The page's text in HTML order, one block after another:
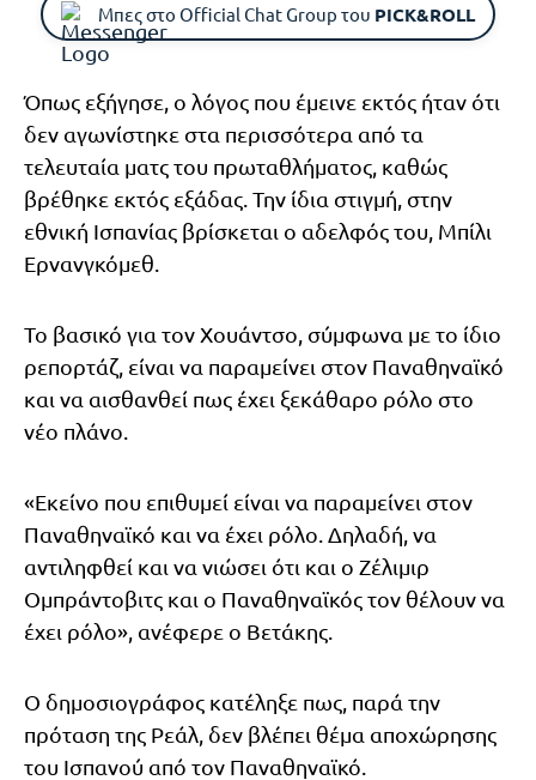
Μπες στο Official Chat Group του PICK&ROLL
Όπως εξήγησε, ο λόγος που έμεινε εκτός ήταν ότι
δεν αγωνίστηκε στα περισσότερα από τα
τελευταία ματς του πρωταθλήματος, καθώς
βρέθηκε εκτός εξάδας. Την ίδια στιγμή, στην
εθνική Ισπανίας βρίσκεται ο αδελφός του, Μπίλι
Ερνανγκόμεθ.
Το βασικό για τον Χουάντσο, σύμφωνα με το ίδιο
ρεπορτάζ, είναι να παραμείνει στον Παναθηναϊκό
και να αισθανθεί πως έχει ξεκάθαρο ρόλο στο
νέο πλάνο.
«Εκείνο που επιθυμεί είναι να παραμείνει στον
Παναθηναϊκό και να έχει ρόλο. Δηλαδή, να
αντιληφθεί και να νιώσει ότι και ο Ζέλιμιρ
Ομπράντοβιτς και ο Παναθηναϊκός τον θέλουν να
έχει ρόλο», ανέφερε ο Βετάκης.
Ο δημοσιογράφος κατέληξε πως, παρά την
πρόταση της Ρεάλ, δεν βλέπει θέμα αποχώρησης
του Ισπανού από τον Παναθηναϊκό.